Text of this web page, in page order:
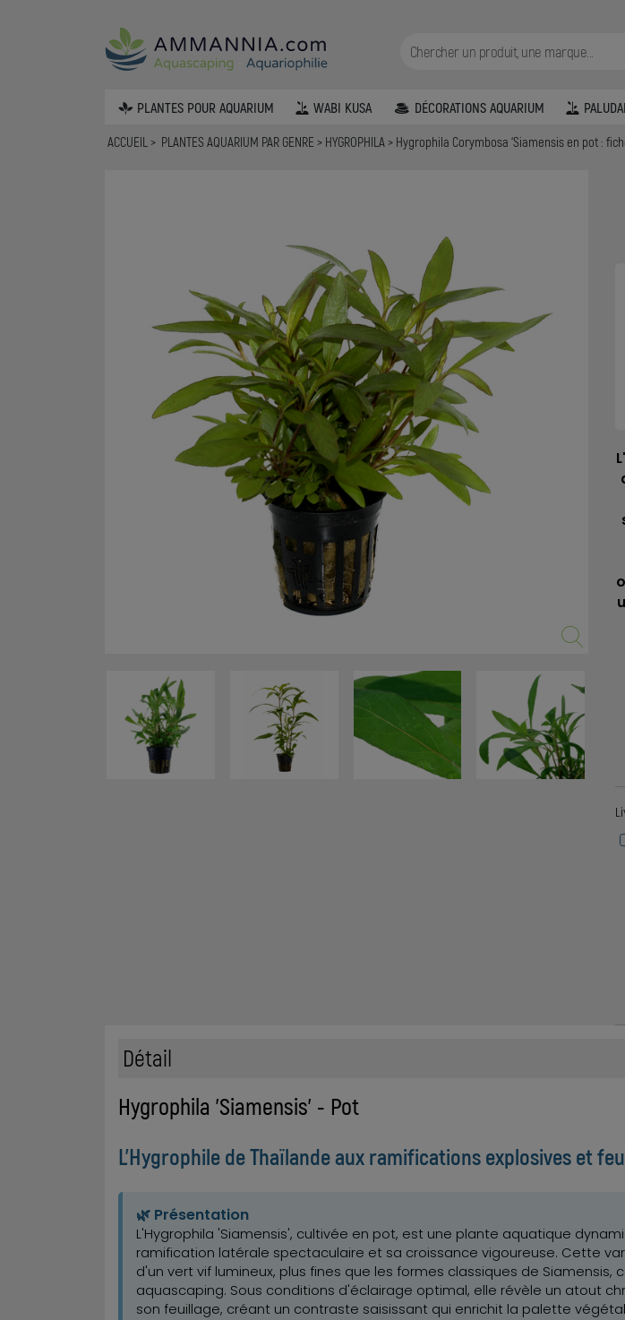
PLANTES POUR AQUARIUM WABI KUSA DÉCORATIONS AQUARIUM
ACCUEIL PLANTES AQUARIUM PAR GENRE HYGROPHILA Hygrophila Corymbosa ‘Siamensis en pot :
Détail
Hygrophila 'Siamensis' - Pot
L'Hygrophile de Thaïlande aux ramifications explosives et
🌿 Présentation
L'Hygrophila 'Siamensis', cultivée en pot, est une plante aquatique
ramification latérale spectaculaire et sa croissance vigoureuse. Cette
d'un vert vif lumineux, plus fines que les formes classiques de
aquascaping. Sous conditions d'éclairage optimal, elle révèle un atout
son feuillage, créant un contraste saisissant qui enrichit la palette